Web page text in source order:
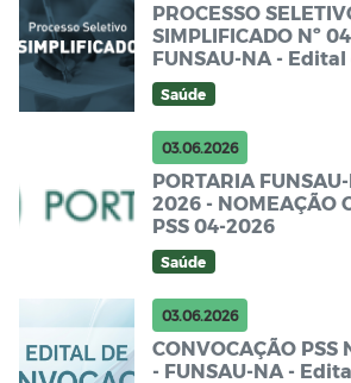
PROCESSO
SIMPLIFICADO Nº
FUNSAU-NA - Edital
Abertura
Saúde
03.06.2026
PORTARIA
2026 - NOMEAÇÃO
PSS 04-2026
Saúde
03.06.2026
CONVOCAÇÃO PSS
- FUNSAU-NA -